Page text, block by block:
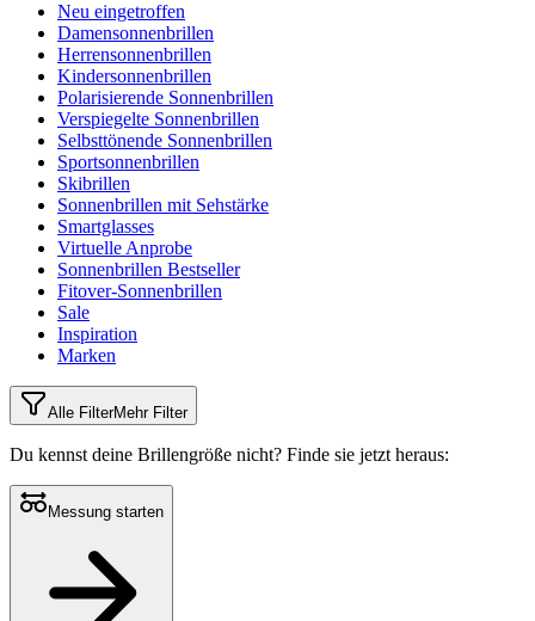
Neu eingetroffen
Damensonnenbrillen
Herrensonnenbrillen
Kindersonnenbrillen
Polarisierende Sonnenbrillen
Verspiegelte Sonnenbrillen
Selbsttönende Sonnenbrillen
Sportsonnenbrillen
Skibrillen
Sonnenbrillen mit Sehstärke
Smartglasses
Virtuelle Anprobe
Sonnenbrillen Bestseller
Fitover-Sonnenbrillen
Sale
Inspiration
Marken
Alle FilterMehr Filter
Du kennst deine Brillengröße nicht? Finde sie jetzt heraus:
Messung starten